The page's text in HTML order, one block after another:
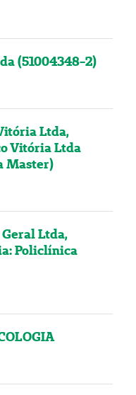
(51004348-2)
Ltda,
Vitória Ltda
Master)
Ltda,
Policlínica